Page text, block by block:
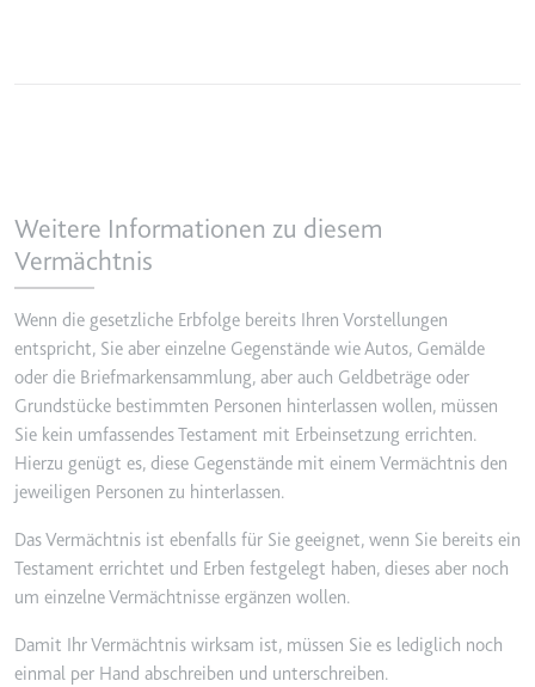
Weitere Informationen zu diesem
Vermächtnis
Wenn die gesetzliche Erbfolge bereits Ihren Vorstellungen
entspricht, Sie aber einzelne Gegenstände wie Autos, Gemälde
oder die Briefmarkensammlung, aber auch Geldbeträge oder
Grundstücke bestimmten Personen hinterlassen wollen, müssen
Sie kein umfassendes Testament mit Erbeinsetzung errichten.
Hierzu genügt es, diese Gegenstände mit einem Vermächtnis den
jeweiligen Personen zu hinterlassen.
Das Vermächtnis ist ebenfalls für Sie geeignet, wenn Sie bereits ein
Testament errichtet und Erben festgelegt haben, dieses aber noch
um einzelne Vermächtnisse ergänzen wollen.
Damit Ihr Vermächtnis wirksam ist, müssen Sie es lediglich noch
einmal per Hand abschreiben und unterschreiben.